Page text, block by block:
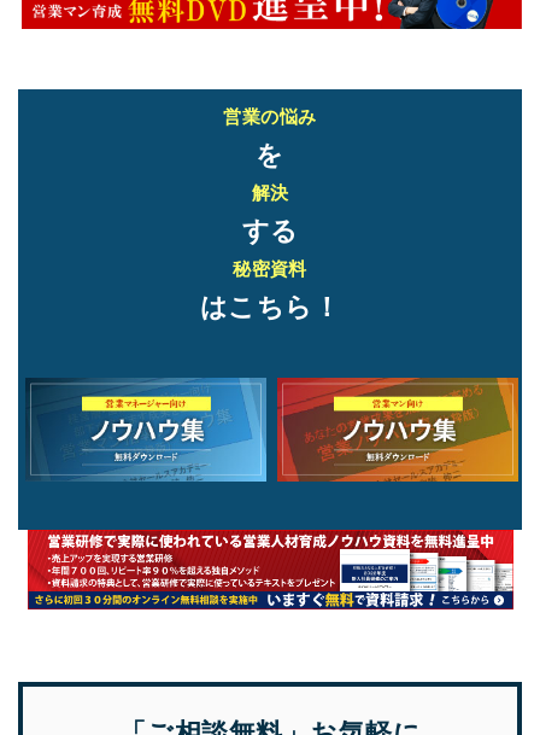
営業の悩み
を
解決
する
秘密資料
はこちら！